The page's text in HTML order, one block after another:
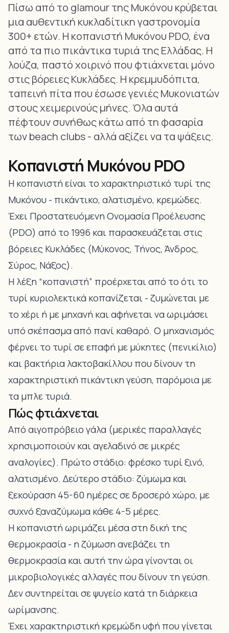
Πίσω από το glamour της Μυκόνου κρύβεται
μια αυθεντική κυκλαδίτικη γαστρονομία
300+ ετών. Η κοπανιστή Μυκόνου PDO, ένα
από τα πιο πικάντικα τυριά της Ελλάδας. Η
λούζα, παστό χοιρινό που φτιάχνεται μόνο
στις βόρειες Κυκλάδες. Η κρεμμυδόπιτα,
ταπεινή πίτα που έσωσε γενιές Μυκονιατών
στους χειμερινούς μήνες. Όλα αυτά
πέφτουν συνήθως κάτω από τη φασαρία
των beach clubs - αλλά αξίζει να τα ψάξεις.
Κοπανιστή Μυκόνου PDO
Η κοπανιστή είναι το χαρακτηριστικό τυρί της
Μυκόνου - πικάντικο, αλατισμένο, κρεμώδες.
Έχει Προστατευόμενη Ονομασία Προέλευσης
(PDO) από το 1996 και παρασκευάζεται στις
βόρειες Κυκλάδες (Μύκονος, Τήνος, Άνδρος,
Σύρος, Νάξος).
Η λέξη “κοπανιστή” προέρχεται από το ότι το
τυρί κυριολεκτικά κοπανίζεται - ζυμώνεται με
το χέρι ή με μηχανή και αφήνεται να ωριμάσει
υπό σκέπασμα από πανί καθαρό. Ο μηχανισμός
φέρνει το τυρί σε επαφή με μύκητες (πενικίλιο)
και βακτήρια λακτοβακίλλου που δίνουν τη
χαρακτηριστική πικάντικη γεύση, παρόμοια με
τα μπλε τυριά.
Πώς φτιάχνεται
Από αιγοπρόβειο γάλα (μερικές παραλλαγές
χρησιμοποιούν και αγελαδινό σε μικρές
αναλογίες). Πρώτο στάδιο: φρέσκο τυρί ξινό,
αλατισμένο. Δεύτερο στάδιο: ζύμωμα και
ξεκούραση 45-60 ημέρες σε δροσερό χώρο, με
συχνό ξαναζύμωμα κάθε 4-5 μέρες.
Η κοπανιστή ωριμάζει μέσα στη δική της
θερμοκρασία - η ζύμωση ανεβάζει τη
θερμοκρασία και αυτή την ώρα γίνονται οι
μικροβιολογικές αλλαγές που δίνουν τη γεύση.
Δεν συντηρείται σε ψυγείο κατά τη διάρκεια
ωρίμανσης.
Έχει χαρακτηριστική κρεμώδη υφή που γίνεται